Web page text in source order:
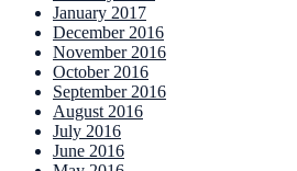
January 2017
December 2016
November 2016
October 2016
September 2016
August 2016
July 2016
June 2016